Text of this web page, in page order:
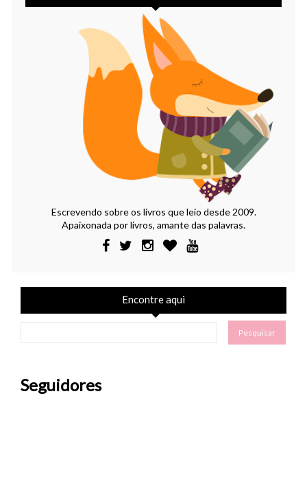
Escrevendo sobre os livros que leio desde 2009.
Apaixonada por livros, amante das palavras.
Encontre aqui
Seguidores